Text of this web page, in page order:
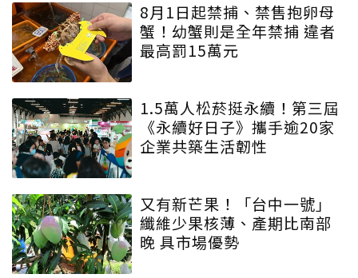
8月1日起禁捕、禁售抱卵母
蟹！幼蟹則是全年禁捕 違者
最高罰15萬元
1.5萬人松菸挺永續！第三屆
《永續好日子》攜手逾20家
企業共築生活韌性
又有新芒果！「台中一號」
纖維少果核薄、產期比南部
晚 具市場優勢